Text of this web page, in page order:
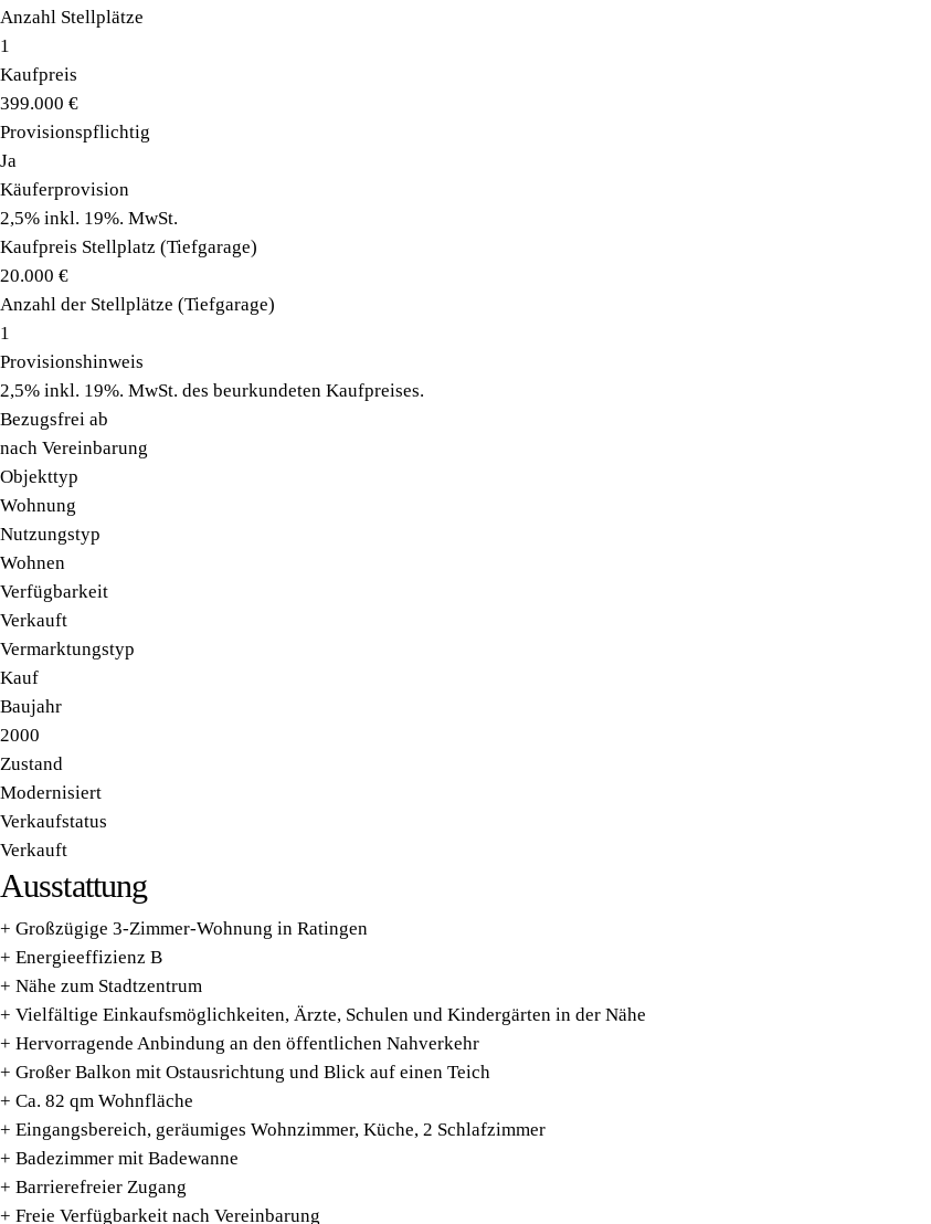
Anzahl Stellplätze
1
Kaufpreis
399.000 €
Provisionspflichtig
Ja
Käuferprovision
2,5% inkl. 19%. MwSt.
Kaufpreis Stellplatz (Tiefgarage)
20.000 €
Anzahl der Stellplätze (Tiefgarage)
1
Provisionshinweis
2,5% inkl. 19%. MwSt. des beurkundeten Kaufpreises.
Bezugsfrei ab
nach Vereinbarung
Objekttyp
Wohnung
Nutzungstyp
Wohnen
Verfügbarkeit
Verkauft
Vermarktungstyp
Kauf
Baujahr
2000
Zustand
Modernisiert
Verkaufstatus
Verkauft
Ausstattung
+ Großzügige 3-Zimmer-Wohnung in Ratingen
+ Energieeffizienz B
+ Nähe zum Stadtzentrum
+ Vielfältige Einkaufsmöglichkeiten, Ärzte, Schulen und Kindergärten in der Nähe
+ Hervorragende Anbindung an den öffentlichen Nahverkehr
+ Großer Balkon mit Ostausrichtung und Blick auf einen Teich
+ Ca. 82 qm Wohnfläche
+ Eingangsbereich, geräumiges Wohnzimmer, Küche, 2 Schlafzimmer
+ Badezimmer mit Badewanne
+ Barrierefreier Zugang
+ Freie Verfügbarkeit nach Vereinbarung